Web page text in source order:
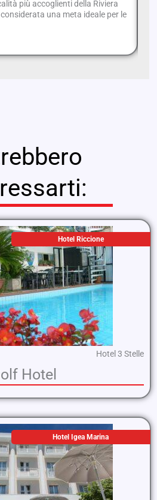
più accoglienti della Riviera
una meta ideale per le
Hotel Riccione
Hotel 3 Stelle
Hotel
Hotel Igea Marina